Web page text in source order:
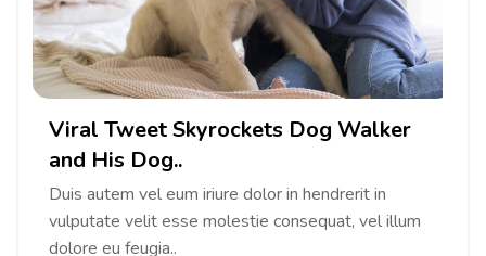
Viral Tweet Skyrockets Dog Walker
and His Dog..
Duis autem vel eum iriure dolor in hendrerit in
vulputate velit esse molestie consequat, vel illum
dolore eu feugia..